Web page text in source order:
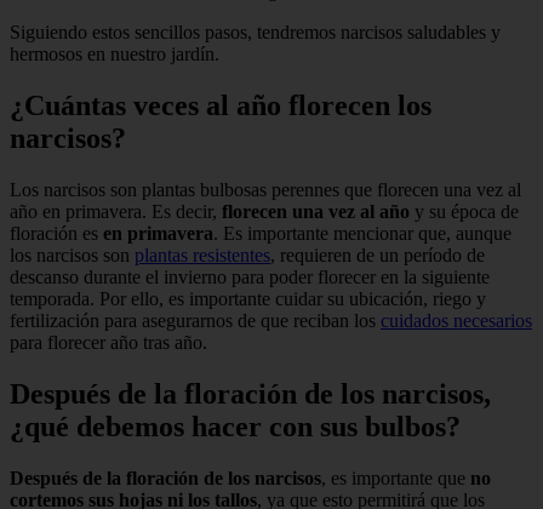
Siguiendo estos sencillos pasos, tendremos narcisos saludables y
hermosos en nuestro jardín.
¿Cuántas veces al año florecen los
narcisos?
Los narcisos son plantas bulbosas perennes que florecen una vez al
año en primavera. Es decir, florecen una vez al año y su época de
floración es en primavera. Es importante mencionar que, aunque
los narcisos son plantas resistentes, requieren de un período de
descanso durante el invierno para poder florecer en la siguiente
temporada. Por ello, es importante cuidar su ubicación, riego y
fertilización para asegurarnos de que reciban los cuidados necesarios
para florecer año tras año.
Después de la floración de los narcisos,
¿qué debemos hacer con sus bulbos?
Después de la floración de los narcisos, es importante que no
cortemos sus hojas ni los tallos, ya que esto permitirá que los